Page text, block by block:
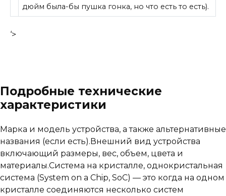
дюйм была-бы пушка гонка, но что есть то есть).
‘>
Подробные технические
характеристики
Марка и модель устройства, а также альтернативные
названия (если есть).Внешний вид устройства
включающий размеры, вес, объем, цвета и
материалы.Система на кристалле, однокристальная
система (System on a Chip, SoC) — это когда на одном
кристалле соединяются несколько систем